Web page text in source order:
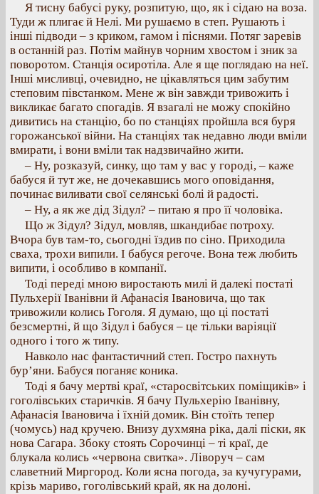
Я тисну бабусі руку, розпитую, що, як і сідаю на воза.
Туди ж плигає й Нелі. Ми рушаємо в степ. Рушають і
інші підводи – з криком, гамом і піснями. Потяг заревів
в останній раз. Потім майнув чорним хвостом і зник за
поворотом. Станція осиротіла. Але я ще поглядаю на неї.
Інші мисливці, очевидно, не цікавляться цим забутим
степовим півстанком. Мене ж він завжди тривожить і
викликає багато спогадів. Я взагалі не можу спокійно
дивитись на станцію, бо по станціях пройшла вся буря
горожанської війни. На станціях так недавно люди вміли
вмирати, і вони вміли так надзвичайно жити.
– Ну, розказуй, синку, що там у вас у городі, – каже
бабуся й тут же, не дочекавшись мого оповідання,
починає виливати свої селянські болі й радості.
– Ну, а як же дід Зідул? – питаю я про її чоловіка.
Що ж Зідул? Зідул, мовляв, шкандибає потроху.
Вчора був там-то, сьогодні їздив по сіно. Приходила
сваха, трохи випили. І бабуся регоче. Вона теж любить
випити, і особливо в компанії.
Тоді переді мною виростають милі й далекі постаті
Пульхерії Іванівни й Афанасія Івановича, що так
тривожили колись Гоголя. Я думаю, що ці постаті
безсмертні, й що Зідул і бабуся – це тільки варіяції
одного і того ж типу.
Навколо нас фантастичний степ. Гостро пахнуть
бур’яни. Бабуся поганяє коника.
Тоді я бачу мертві краї, «старосвітських поміщиків» і
гоголівських старичків. Я бачу Пульхерію Іванівну,
Афанасія Івановича і їхній домик. Він стоїть тепер
(чомусь) над кручею. Внизу духмяна ріка, далі піски, як
нова Сагара. Збоку стоять Сорочинці – ті краї, де
блукала колись «червона свитка». Ліворуч – сам
славетний Миргород. Коли ясна погода, за кучугурами,
крізь мариво, гоголівський край, як на долоні.